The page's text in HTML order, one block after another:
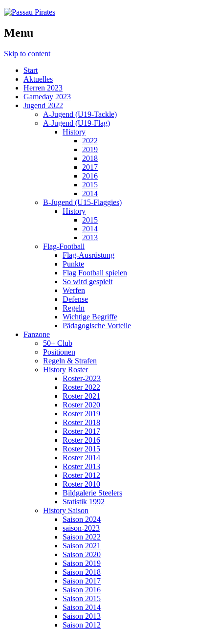
Menu
Skip to content
Start
Aktuelles
Herren 2023
Gameday 2023
Jugend 2022
A-Jugend (U19-Tackle)
A-Jugend (U19-Flag)
History
2022
2019
2018
2017
2016
2015
2014
B-Jugend (U15-Flaggies)
History
2015
2014
2013
Flag-Football
Flag-Ausrüstung
Punkte
Flag Football spielen
So wird gespielt
Werfen
Defense
Regeln
Wichtige Begriffe
Pädagogische Vorteile
Fanzone
50+ Club
Positionen
Regeln & Strafen
History Roster
Roster-2023
Roster 2022
Roster 2021
Roster 2020
Roster 2019
Roster 2018
Roster 2017
Roster 2016
Roster 2015
Roster 2014
Roster 2013
Roster 2012
Roster 2010
Bildgalerie Steelers
Statistik 1992
History Saison
Saison 2024
saison-2023
Saison 2022
Saison 2021
Saison 2020
Saison 2019
Saison 2018
Saison 2017
Saison 2016
Saison 2015
Saison 2014
Saison 2013
Saison 2012